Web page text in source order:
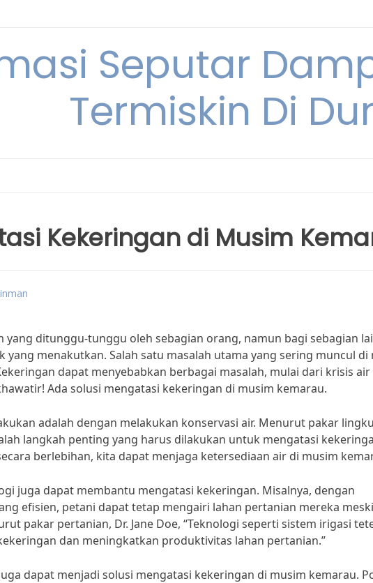
Seputar
Termiskin Di
Kekeringan di Musim
yang ditunggu-tunggu oleh sebagian orang, namun bagi sebagian
yang menakutkan. Salah satu masalah utama yang sering muncul di
dapat menyebabkan berbagai masalah, mulai dari krisis
Ada solusi mengatasi kekeringan di musim kemarau.
adalah dengan melakukan konservasi air. Menurut pakar
langkah penting yang harus dilakukan untuk mengatasi
berlebihan, kita dapat menjaga ketersediaan air di musim
juga dapat membantu mengatasi kekeringan. Misalnya, dengan
efisien, petani dapat tetap mengairi lahan pertanian mereka
pakar pertanian, Dr. Jane Doe, “Teknologi seperti sistem irigasi
dan meningkatkan produktivitas lahan pertanian.”
dapat menjadi solusi mengatasi kekeringan di musim kemarau.